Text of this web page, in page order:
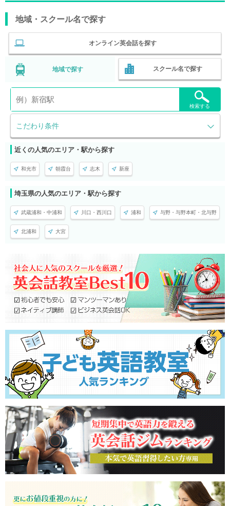
地域・スクール名で探す
オンライン英会話を探す
地域で探す スクール名で探す
こだわり条件
検索する
近くの人気のエリア・駅から探す
和光市 朝霞台 志木 新座
埼玉県の人気のエリア・駅から探す
武蔵浦和・中浦和 川口・西川口 浦和 与野・与野本町・北与野
北浦和 大宮